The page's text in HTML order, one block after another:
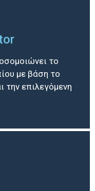
το
με βάση το
την επιλεγόμενη